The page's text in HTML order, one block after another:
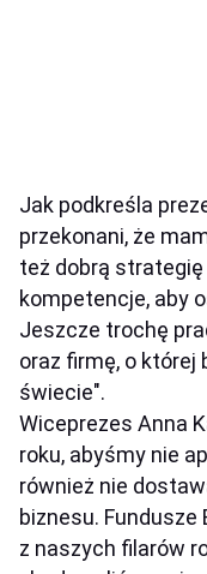
Jak podkreśla
przekonani, że
też dobrą
kompetencje, aby
Jeszcze trochę
oraz firmę, o której
świecie".
Wiceprezes Anna
roku, abyśmy nie
również nie
biznesu. Fundusze
z naszych filarów